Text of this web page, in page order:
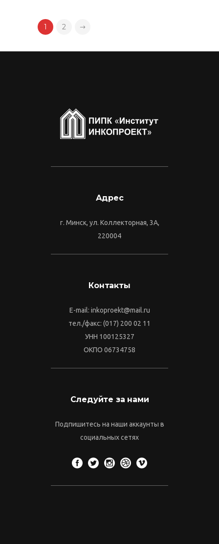
1 2
Адрес
г. Минск, ул. Коллекторная, 3А,
220004
Контакты
E-mail: inkoproekt@mail.ru
тел./факс: (017) 200 02 11
УНН 100125327
ОКПО 06734758
Следуйте за нами
Подпишитесь на наши аккаунты в
социальных сетях